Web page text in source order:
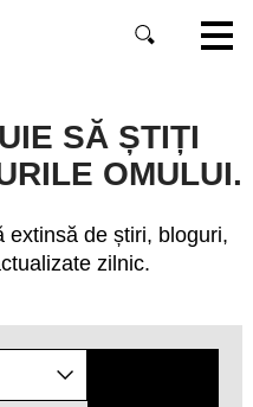
SĂ ȘTIȚI
OMULUI.
extinsă de știri, bloguri,
zilnic.